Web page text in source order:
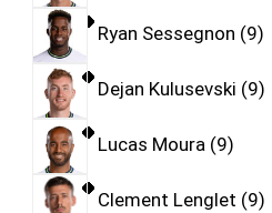
Ryan Sessegnon 9
Dejan Kulusevski 9
Lucas Moura 9
Clement Lenglet 9